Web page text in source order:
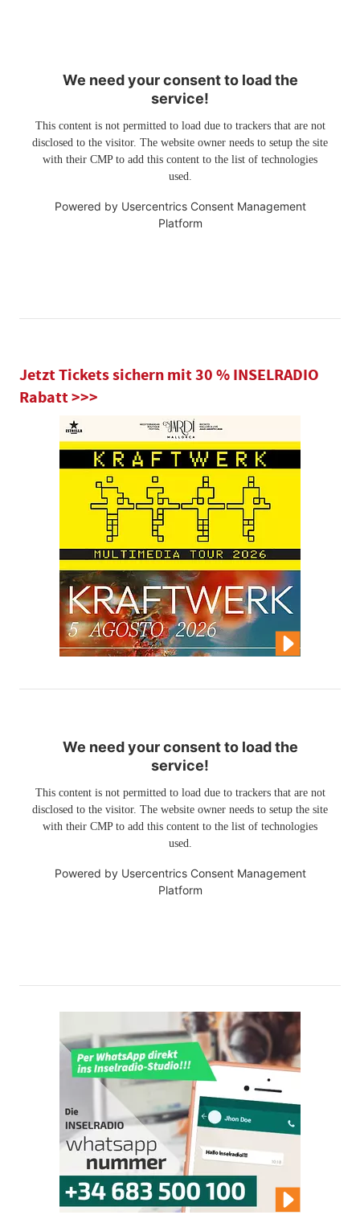
We need your consent to load the
service!
This content is not permitted to load due to trackers that are not
disclosed to the visitor. The website owner needs to setup the site
with their CMP to add this content to the list of technologies
used.
Powered by Usercentrics Consent Management
Platform
Jetzt Tickets sichern mit 30 % INSELRADIO
Rabatt >>>
We need your consent to load the
service!
This content is not permitted to load due to trackers that are not
disclosed to the visitor. The website owner needs to setup the site
with their CMP to add this content to the list of technologies
used.
Powered by Usercentrics Consent Management
Platform